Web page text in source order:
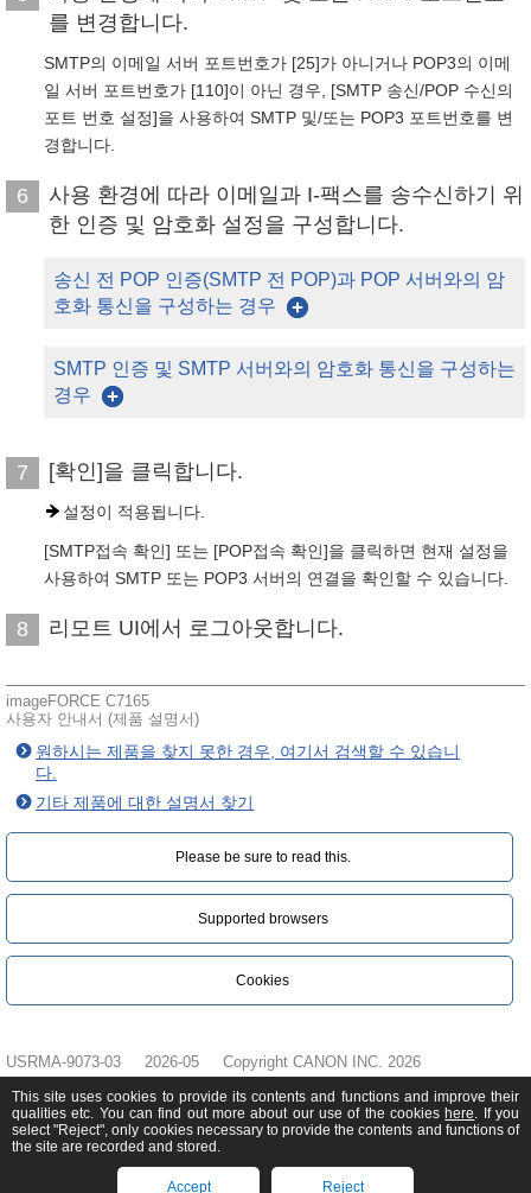
를 변경합니다.
SMTP의 이메일 서버 포트번호가 [25]가 아니거나 POP3의 이메
일 서버 포트번호가 [110]이 아닌 경우, [SMTP 송신/POP 수신의
포트 번호 설정]을 사용하여 SMTP 및/또는 POP3 포트번호를 변
경합니다.
6
사용 환경에 따라 이메일과 I-팩스를 송수신하기 위
한 인증 및 암호화 설정을 구성합니다.
송신 전 POP 인증(SMTP 전 POP)과 POP 서버와의 암
호화 통신을 구성하는 경우
SMTP 인증 및 SMTP 서버와의 암호화 통신을 구성하는
경우
7 [확인]을 클릭합니다.
설정이 적용됩니다.
[SMTP접속 확인] 또는 [POP접속 확인]을 클릭하면 현재 설정을
사용하여 SMTP 또는 POP3 서버의 연결을 확인할 수 있습니다.
8 리모트 UI에서 로그아웃합니다.
imageFORCE C7165
사용자 안내서 (제품 설명서)
원하시는 제품을 찾지 못한 경우, 여기서 검색할 수 있습니
다.
기타 제품에 대한 설명서 찾기
Please be sure to read this.‎
Supported browsers
Cookies
USRMA-9073-03 2026-05 Copyright CANON INC. 2026
This site uses cookies to provide its contents and functions and improve their
qualities etc. You can find out more about our use of the cookies here. If you
select "Reject", only cookies necessary to provide the contents and functions of
the site are recorded and stored.
Accept Reject